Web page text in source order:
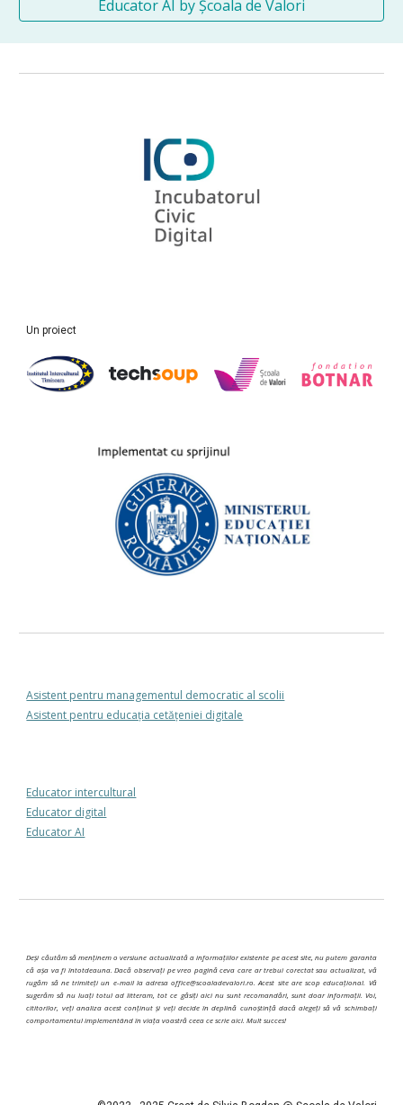
Educator AI by Școala de Valori
Un proiect
Asistent pentru managementul democratic al scolii
Asistent pentru educația cetățeniei digitale
Educator intercultural
Educator digital
Educator AI
Deși căutăm să menținem o versiune actualizată a informațiilor existente pe acest site, nu putem garanta
că așa va fi întotdeauna. Dacă observați pe vreo pagină ceva care ar trebui corectat sau actualizat, vă
rugăm să ne trimiteți un e-mail la adresa office@scoaladevalori.ro. Acest site are scop educațional. Vă
sugerăm să nu luați totul ad litteram, tot ce găsiți aici nu sunt recomandări, sunt doar informații. Voi,
cititorilor, veți analiza acest conținut și veți decide în deplină cunoștință dacă alegeți să vă schimbați
comportamentul implementând în viața voastră ceea ce scrie aici. Mult succes!